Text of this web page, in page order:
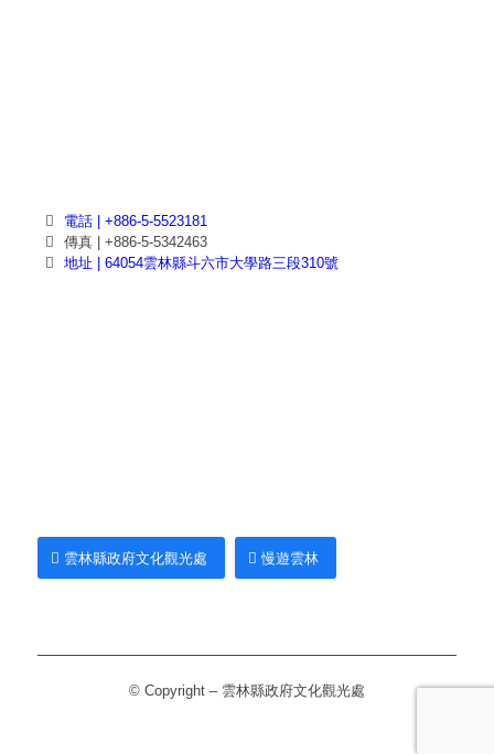
電話 | +886-5-5523181
傳真 | +886-5-5342463
地址 | 64054雲林縣斗六市大學路三段310號
雲林縣政府文化觀光處 慢遊雲林
© Copyright – 雲林縣政府文化觀光處